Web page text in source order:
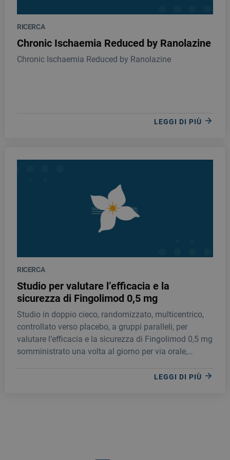
RICERCA
Chronic Ischaemia Reduced by Ranolazine
Chronic Ischaemia Reduced by Ranolazine
LEGGI DI PIÙ
RICERCA
Studio per valutare l’efficacia e la
sicurezza di Fingolimod 0,5 mg
Studio in doppio cieco, randomizzato, multicentrico,
controllato verso placebo, a gruppi paralleli, per
valutare l’efficacia e la sicurezza di Fingolimod 0,5 mg
somministrato una volta al giorno per via orale,
LEGGI DI PIÙ